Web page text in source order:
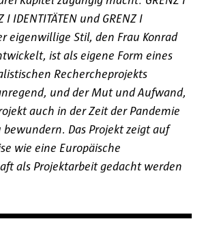
I IDENTITÄTEN und GRENZ I
eigenwillige Stil, den Frau Konrad
ist als eigene Form eines
Rechercheprojekts
und der Mut und Aufwand,
auch in der Zeit der Pandemie
Das Projekt zeigt auf
wie eine Europäische
als Projektarbeit gedacht werden